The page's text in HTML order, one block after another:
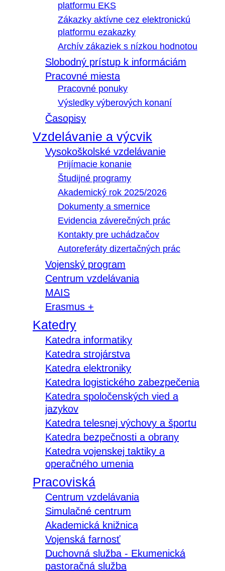
platformu EKS
Zákazky aktívne cez elektronickú
platformu ezakazky
Archív zákaziek s nízkou hodnotou
Slobodný prístup k informáciám
Pracovné miesta
Pracovné ponuky
Výsledky výberových konaní
Časopisy
Vzdelávanie a výcvik
Vysokoškolské vzdelávanie
Prijímacie konanie
Študijné programy
Akademický rok 2025/2026
Dokumenty a smernice
Evidencia záverečných prác
Kontakty pre uchádzačov
Autoreferáty dizertačných prác
Vojenský program
Centrum vzdelávania
MAIS
Erasmus +
Katedry
Katedra informatiky
Katedra strojárstva
Katedra elektroniky
Katedra logistického zabezpečenia
Katedra spoločenských vied a
jazykov
Katedra telesnej výchovy a športu
Katedra bezpečnosti a obrany
Katedra vojenskej taktiky a
operačného umenia
Pracoviská
Centrum vzdelávania
Simulačné centrum
Akademická knižnica
Vojenská farnosť
Duchovná služba - Ekumenická
pastoračná služba